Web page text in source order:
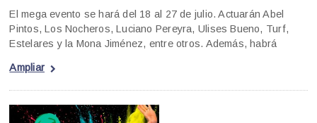
El mega evento se hará del 18 al 27 de julio. Actuarán Abel
Pintos, Los Nocheros, Luciano Pereyra, Ulises Bueno, Turf,
Estelares y la Mona Jiménez, entre otros. Además, habrá
Ampliar